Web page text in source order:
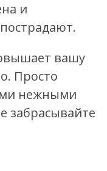
и
вашу
Просто
нежными
забрасывайте